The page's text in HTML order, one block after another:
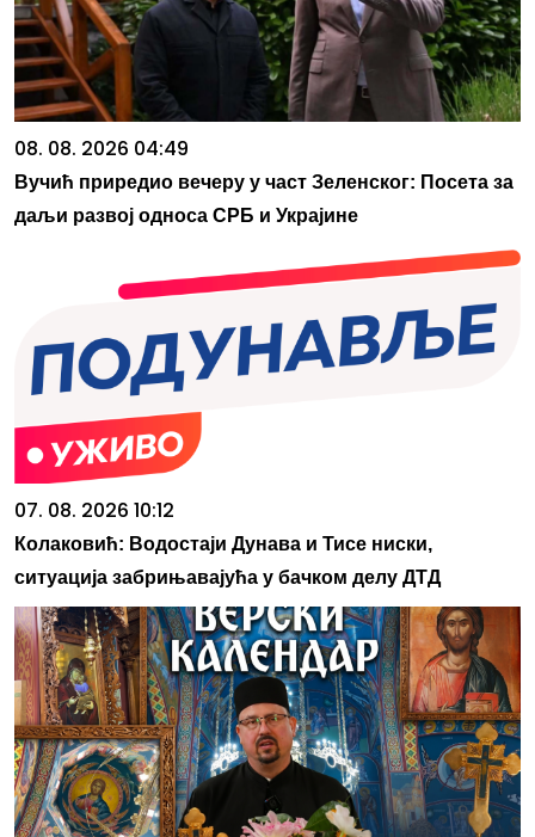
08. 08. 2026 04:49
Вучић приредио вечеру у част Зеленског: Посета за
даљи развој односа СРБ и Украјине
07. 08. 2026 10:12
Колаковић: Водостаји Дунава и Тисе ниски,
ситуација забрињавајућа у бачком делу ДТД